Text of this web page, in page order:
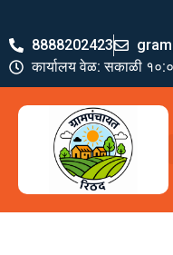
8888202423
कार्यालय वेळ: सकाळी